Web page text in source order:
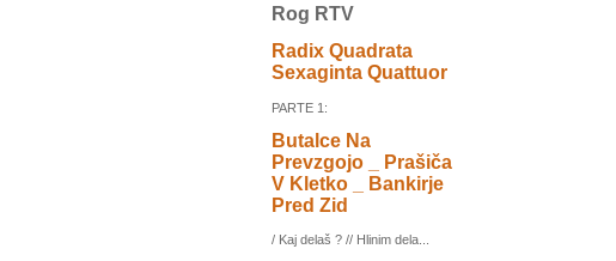
Rog RTV
Radix Quadrata
Sexaginta Quattuor
PARTE 1:
Butalce Na
Prevzgojo _ Prašiča
V Kletko _ Bankirje
Pred Zid
/ Kaj delaš ? // Hlinim dela...